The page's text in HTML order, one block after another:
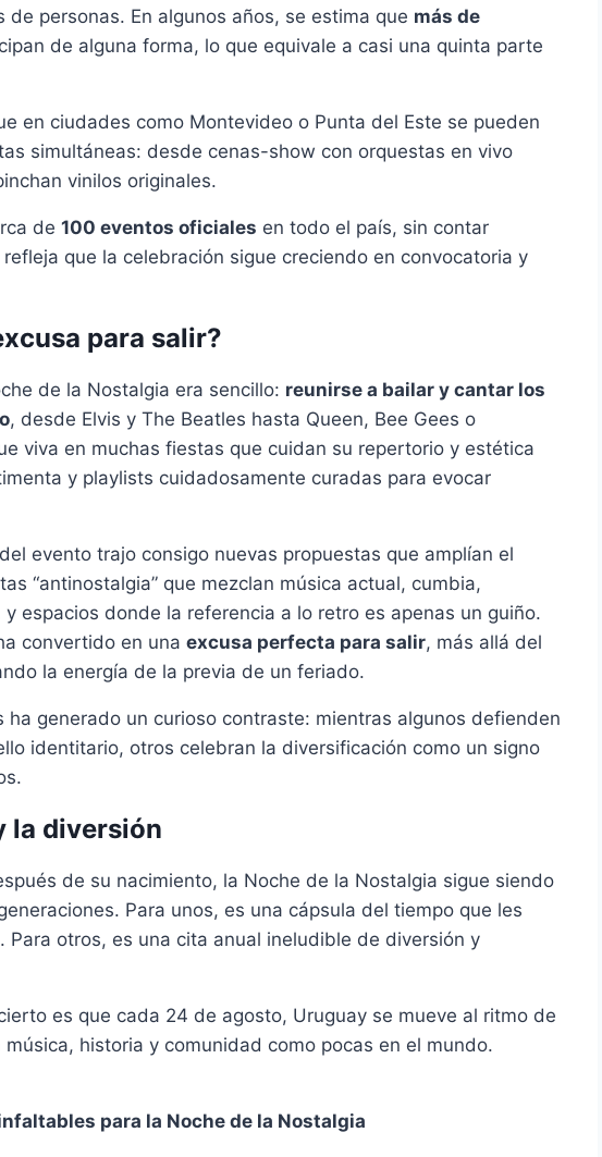
de personas. En algunos años, se estima que más de
de alguna forma, lo que equivale a casi una quinta parte
en ciudades como Montevideo o Punta del Este se pueden
simultáneas: desde cenas-show con orquestas en vivo
vinilos originales.
de 100 eventos oficiales en todo el país, sin contar
que la celebración sigue creciendo en convocatoria y
para salir?
de la Nostalgia era sencillo: reunirse a bailar y cantar los
, desde Elvis y The Beatles hasta Queen, Bee Gees o
viva en muchas fiestas que cuidan su repertorio y estética
y playlists cuidadosamente curadas para evocar
evento trajo consigo nuevas propuestas que amplían el
“antinostalgia” que mezclan música actual, cumbia,
espacios donde la referencia a lo retro es apenas un guiño.
convertido en una excusa perfecta para salir, más allá del
la energía de la previa de un feriado.
ha generado un curioso contraste: mientras algunos defienden
identitario, otros celebran la diversificación como un signo
la diversión
de su nacimiento, la Noche de la Nostalgia sigue siendo
Para unos, es una cápsula del tiempo que les
Para otros, es una cita anual ineludible de diversión y
es que cada 24 de agosto, Uruguay se mueve al ritmo de
historia y comunidad como pocas en el mundo.
para la Noche de la Nostalgia